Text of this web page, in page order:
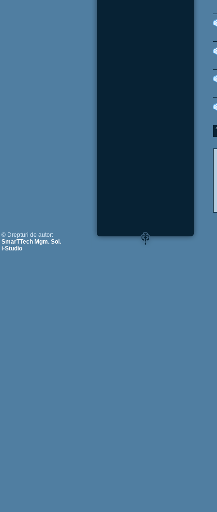
© Drepturi de autor:
SmarTTech Mgm. Sol.
i-Studio